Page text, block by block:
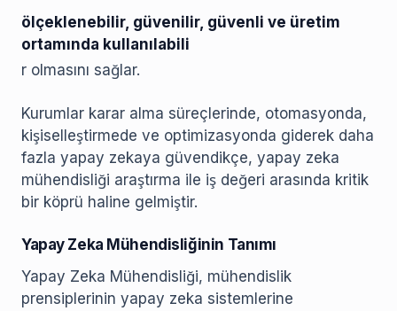
ölçeklenebilir, güvenilir, güvenli ve üretim
ortamında kullanılabili
r olmasını sağlar.
Kurumlar karar alma süreçlerinde, otomasyonda,
kişiselleştirmede ve optimizasyonda giderek daha
fazla yapay zekaya güvendikçe, yapay zeka
mühendisliği araştırma ile iş değeri arasında kritik
bir köprü haline gelmiştir.
Yapay Zeka Mühendisliğinin Tanımı
Yapay Zeka Mühendisliği, mühendislik
prensiplerinin yapay zeka sistemlerine